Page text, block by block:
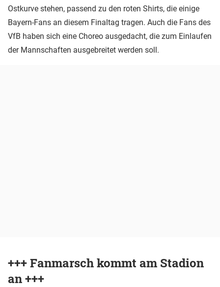
Ostkurve stehen, passend zu den roten Shirts, die einige
Bayern-Fans an diesem Finaltag tragen. Auch die Fans des
VfB haben sich eine Choreo ausgedacht, die zum Einlaufen
der Mannschaften ausgebreitet werden soll.
+++ Fanmarsch kommt am Stadion
an +++